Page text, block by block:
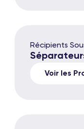
Récipients
Voir les